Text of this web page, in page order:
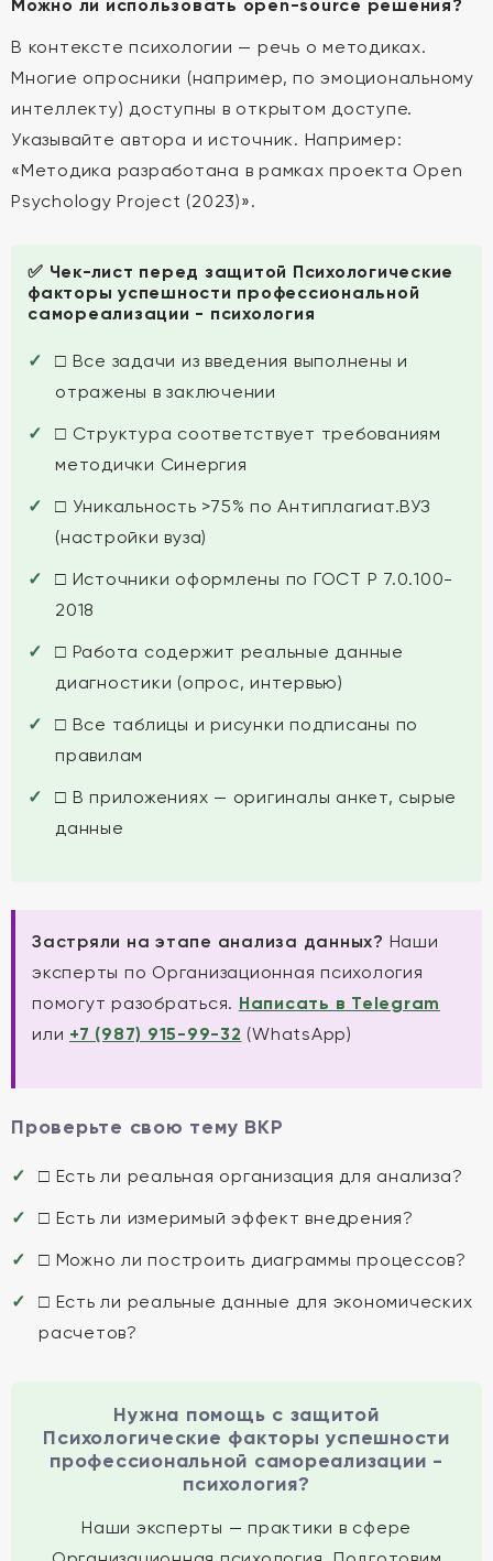
Можно ли использовать open-source решения?
В контексте психологии — речь о методиках.
Многие опросники (например, по эмоциональному
интеллекту) доступны в открытом доступе.
Указывайте автора и источник. Например:
«Методика разработана в рамках проекта Open
Psychology Project (2023)».
✅ Чек-лист перед защитой Психологические
факторы успешности профессиональной
самореализации - психология
□ Все задачи из введения выполнены и
отражены в заключении
□ Структура соответствует требованиям
методички Синергия
□ Уникальность >75% по Антиплагиат.ВУЗ
(настройки вуза)
□ Источники оформлены по ГОСТ Р 7.0.100-
2018
□ Работа содержит реальные данные
диагностики (опрос, интервью)
□ Все таблицы и рисунки подписаны по
правилам
□ В приложениях — оригиналы анкет, сырые
данные
Застряли на этапе анализа данных? Наши
эксперты по Организационная психология
помогут разобраться. Написать в Telegram
или +7 (987) 915-99-32 (WhatsApp)
Проверьте свою тему ВКР
□ Есть ли реальная организация для анализа?
□ Есть ли измеримый эффект внедрения?
□ Можно ли построить диаграммы процессов?
□ Есть ли реальные данные для экономических
расчетов?
Нужна помощь с защитой
Психологические факторы успешности
профессиональной самореализации -
психология?
Наши эксперты — практики в сфере